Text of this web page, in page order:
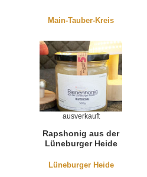
Main-Tauber-Kreis
Rapshonig aus der
Lüneburger Heide
Lüneburger Heide
ausverkauft